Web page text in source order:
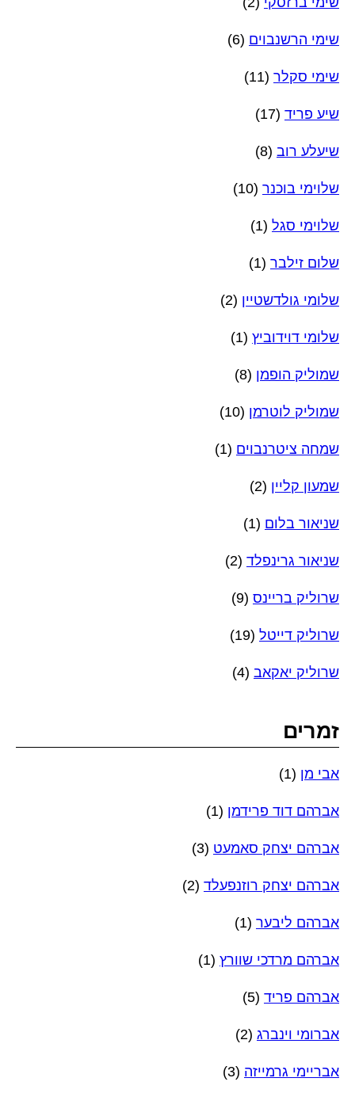
שימי הרשנבוים (6)
שימי סקלר (11)
שיע פריד (17)
שיעלע רוב (8)
שלוימי בוכנר (10)
שלוימי סגל (1)
שלום זילבר (1)
שלומי גולדשטיין (2)
שלומי דוידוביץ (1)
שמוליק הופמן (8)
שמוליק לוטרמן (10)
שמחה ציטרנבוים (1)
שמעון קליין (2)
שניאור בלום (1)
שניאור גרינפלד (2)
שרוליק בריינס (9)
שרוליק דייטל (19)
שרוליק יאקאב (4)
זמרים
אבי מן (1)
אברהם דוד פרידמן (1)
אברהם יצחק סאמעט (3)
אברהם יצחק רוזנפעלד (2)
אברהם ליבער (1)
אברהם מרדכי שוורץ (1)
אברהם פריד (5)
אברומי וינברג (2)
אבריימי גרמייזה (3)